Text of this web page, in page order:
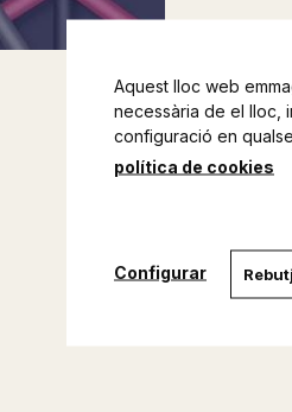
Aquest lloc web
necessària de el lloc,
configuració en
política de cookies
Configurar